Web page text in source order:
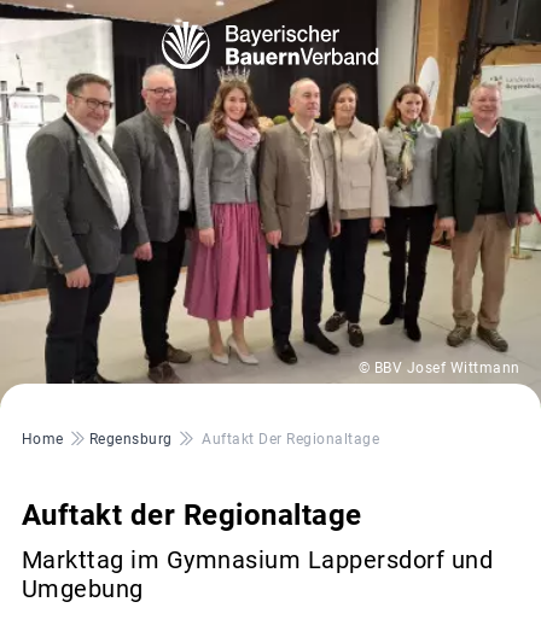
© BBV Josef Wittmann
Pfadnavigation
Home Regensburg Auftakt Der Regionaltage
Auftakt der Regionaltage
Markttag im Gymnasium Lappersdorf und
Umgebung